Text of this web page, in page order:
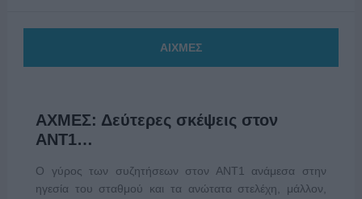
ΑΙΧΜΕΣ
ΑΧΜΕΣ: Δεύτερες σκέψεις στον
ΑΝΤ1…
Ο γύρος των συζητήσεων στον ΑΝΤ1 ανάμεσα στην
ηγεσία του σταθμού και τα ανώτατα στελέχη, μάλλον,